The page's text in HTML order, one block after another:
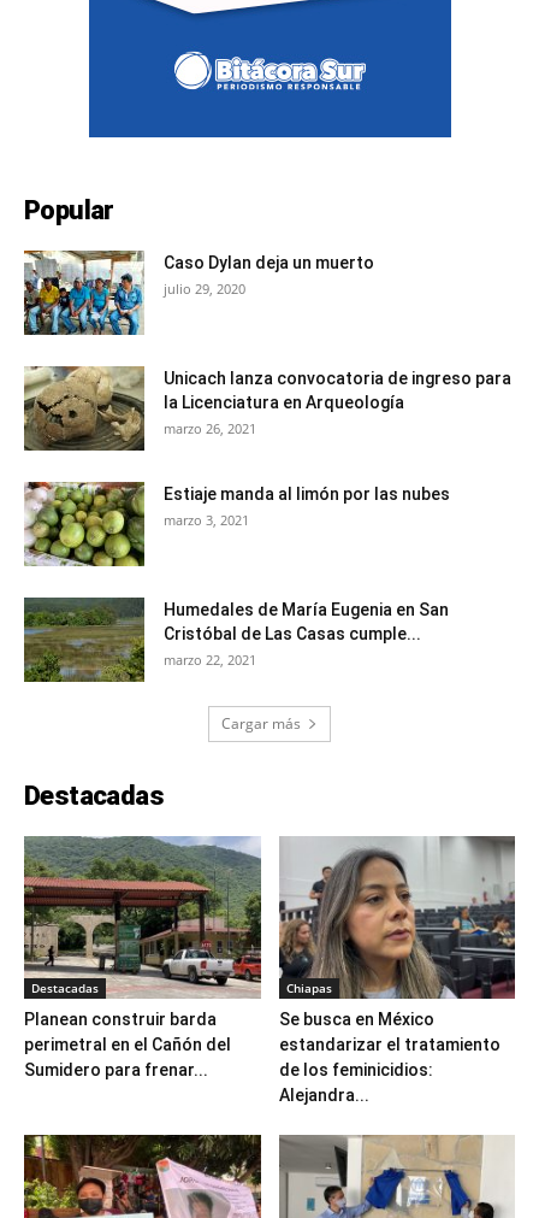
Popular
Caso Dylan deja un muerto
julio 29, 2020
Unicach lanza convocatoria de ingreso para
la Licenciatura en Arqueología
marzo 26, 2021
Estiaje manda al limón por las nubes
marzo 3, 2021
Humedales de María Eugenia en San
Cristóbal de Las Casas cumple...
marzo 22, 2021
Cargar más
Destacadas
Destacadas
Planean construir barda
perimetral en el Cañón del
Sumidero para frenar...
Chiapas
Se busca en México
estandarizar el tratamiento
de los feminicidios:
Alejandra...